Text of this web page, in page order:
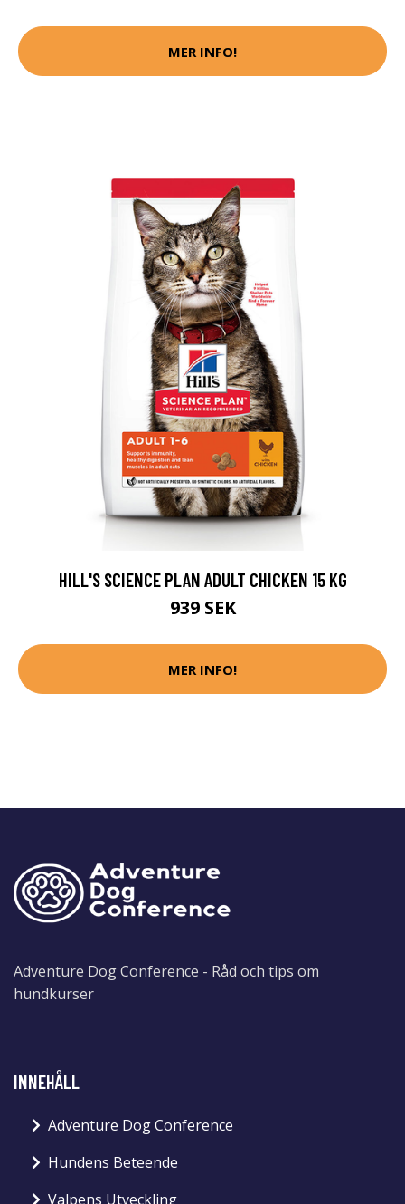
MER INFO!
HILL'S SCIENCE PLAN ADULT CHICKEN 15 KG
939 SEK
MER INFO!
Adventure Dog Conference - Råd och tips om
hundkurser
INNEHÅLL
Adventure Dog Conference
Hundens Beteende
Valpens Utveckling